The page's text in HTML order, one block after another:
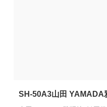
SH-50A3山田 YAMADA